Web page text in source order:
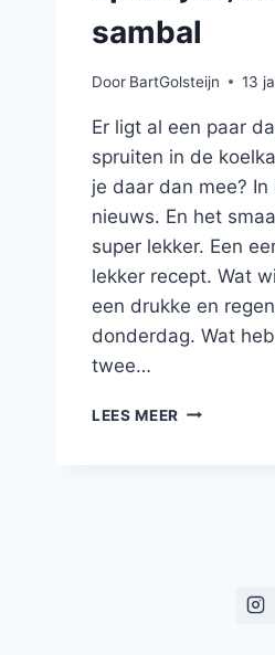
sambal
Door BartGolsteijn 13
Er ligt al een paar
spruiten in de
je daar dan mee?
nieuws. En het
super lekker. Een
lekker recept. Wat
een drukke en
donderdag. Wat
twee…
LEES MEER SNELLE